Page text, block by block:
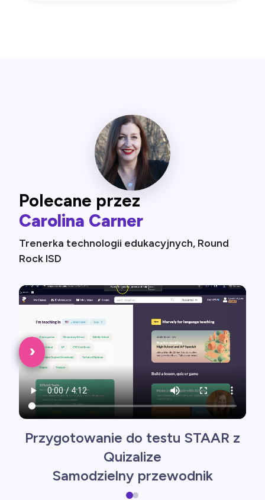
Polecane przez
Carolina Carner
Trenerka technologii edukacyjnych, Round
Rock ISD
‹
›
Przygotowanie do testu STAAR z
Quizalize
Samodzielny przewodnik